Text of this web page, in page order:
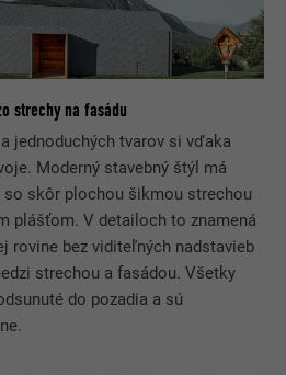
strechy na fasádu
jednoduchých tvarov si vďaka
Moderný stavebný štýl má
so skôr plochou šikmou strechou
plášťom. V detailoch to znamená
rovine bez viditeľných nadstavieb
strechou a fasádou. Všetky
do pozadia a sú